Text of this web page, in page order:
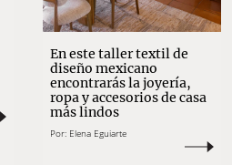
En este taller textil de
diseño mexicano
encontrarás la joyería,
ropa y accesorios de casa
más lindos
Por: Elena Eguiarte